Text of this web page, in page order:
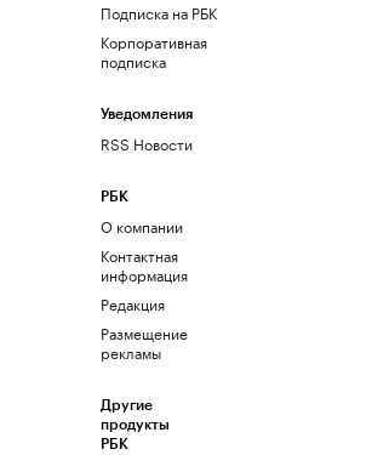
Подписка на РБК
Корпоративная
подписка
Уведомления
RSS Новости
РБК
О компании
Контактная
информация
Редакция
Размещение
рекламы
Другие
продукты
РБК